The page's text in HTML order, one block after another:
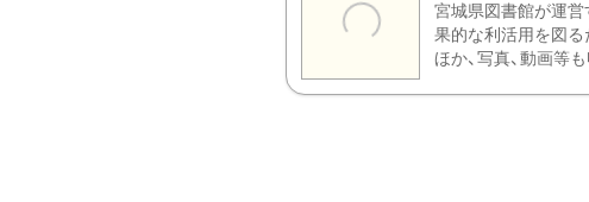
宮城県図書館が運営
果的な利活用を図る
ほか、写真、動画等も